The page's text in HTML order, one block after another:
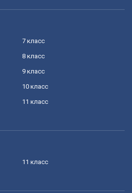
7 класс
8 класс
9 класс
10 класс
11 класс
11 класс